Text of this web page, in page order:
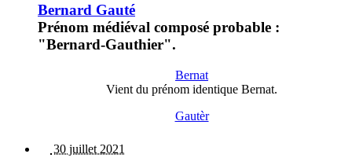
Bernard Gauté
Prénom médiéval composé probable :
"Bernard-Gauthier".
Bernat
Vient du prénom identique Bernat.
Gautèr
30 juillet 2021